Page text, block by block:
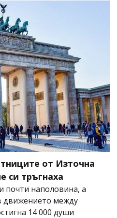
от Източна
си тръгнаха
почти наполовина, а
движението между
14 000 души